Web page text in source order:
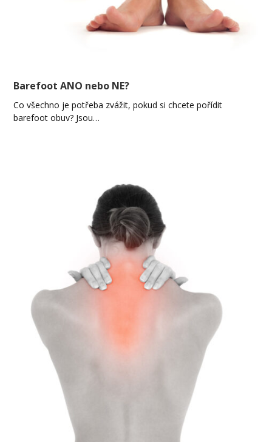
Barefoot ANO nebo NE?
Co všechno je potřeba zvážit, pokud si chcete pořídit
barefoot obuv? Jsou…